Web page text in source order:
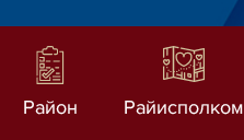
Район Райисполком